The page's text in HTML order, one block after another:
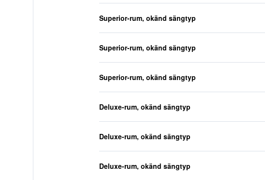
Superior-rum, okänd sängtyp
Superior-rum, okänd sängtyp
Superior-rum, okänd sängtyp
Deluxe-rum, okänd sängtyp
Deluxe-rum, okänd sängtyp
Deluxe-rum, okänd sängtyp